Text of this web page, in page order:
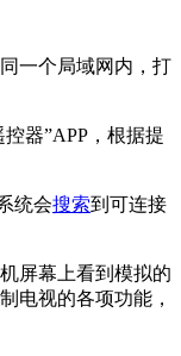
一个局域网内，打
器”APP，根据提
统会搜索到可连接
屏幕上看到模拟的
电视的各项功能，